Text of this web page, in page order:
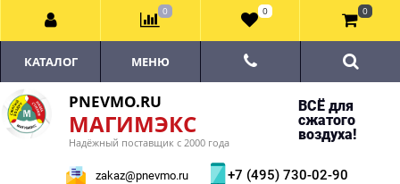
PNEVMO.RU
МАГИМЭКС
Надёжный поставщик с 2000 года
ВСЁ для
сжатого
воздуха!
zakaz@pnevmo.ru +7 (495) 730-02-90
КАТАЛОГ МЕНЮ
0 0 0